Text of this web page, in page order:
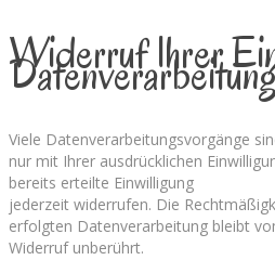
Widerruf Ihrer
Viele Datenverarbeitungsvorgänge
nur mit Ihrer ausdrücklichen
bereits erteilte Einwilligung
jederzeit widerrufen. Die
erfolgten Datenverarbeitung bleibt
Widerruf unberührt.